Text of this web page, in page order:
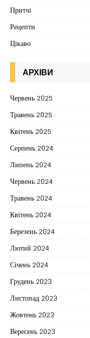
Притчі
Рецепти
Цікаво
АРХІВИ
Червень 2025
Травень 2025
Квітень 2025
Серпень 2024
Липень 2024
Червень 2024
Травень 2024
Квітень 2024
Березень 2024
Лютий 2024
Січень 2024
Грудень 2023
Листопад 2023
Жовтень 2023
Вересень 2023